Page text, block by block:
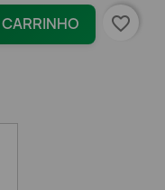
favorite_border